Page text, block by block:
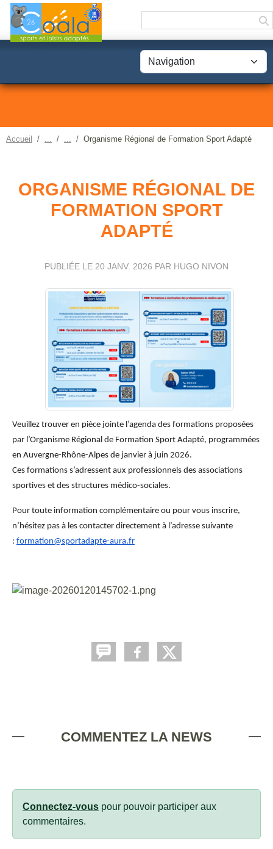
Accueil Organisme Régional de Formation Sport Adapté
ORGANISME RÉGIONAL DE
FORMATION SPORT
ADAPTÉ
PUBLIÉE LE 20 JANV. 2026 PAR HUGO NIVON
Veuillez trouver en pièce jointe l’agenda des formations proposées
par l’Organisme Régional de Formation Sport Adapté, programmées
en Auvergne-Rhône-Alpes de janvier à juin 2026.
Ces formations s’adressent aux professionnels des associations
sportives et des structures médico-sociales.
Pour toute information complémentaire ou pour vous inscrire,
n’hésitez pas à les contacter directement à l’adresse suivante
: formation@sportadapte-aura.fr
COMMENTEZ LA NEWS
Connectez-vous pour pouvoir participer aux
commentaires.
Panneau de gestion des cookies